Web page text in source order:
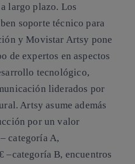
largo plazo. Los
soporte técnico para
y Movistar Artsy pone
de expertos en aspectos
tecnológico,
liderados por
Artsy asume además
por un valor
categoría A,
–categoría B, encuentros